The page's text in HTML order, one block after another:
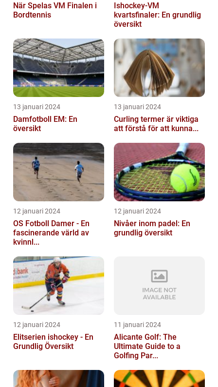
När Spelas VM Finalen i
Bordtennis
Ishockey-VM
kvartsfinaler: En grundlig
översikt
13 januari 2024
Damfotboll EM: En
översikt
13 januari 2024
Curling termer är viktiga
att förstå för att kunna...
12 januari 2024
OS Fotboll Damer - En
fascinerande värld av
kvinnl...
12 januari 2024
Nivåer inom padel: En
grundlig översikt
12 januari 2024
Elitserien ishockey - En
Grundlig Översikt
11 januari 2024
Alicante Golf: The
Ultimate Guide to a
Golfing Par...